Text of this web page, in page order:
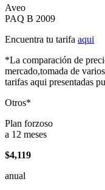
Aveo
PAQ B 2009
Encuentra tu tarifa aqui
*La comparación de
mercado,tomada de
tarifas aqui presentadas
Otros*
Plan forzoso
a 12 meses
$4,119
anual